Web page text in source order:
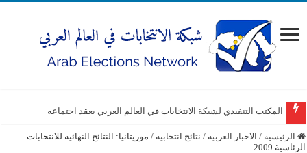
المكتب التنفيذي لشبكة الانتخابات في العالم العربي يعقد اجتماعه
الرئيسية / الاخبار العربية / نتائج انتخابية / موريتانيا: النتائج النهائية للانتخابات
الرئاسية 2009